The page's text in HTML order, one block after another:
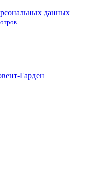
данных
Гарден